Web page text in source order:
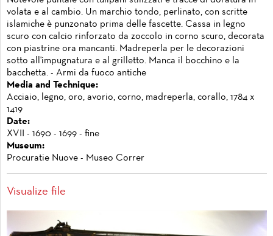
volata e al cambio. Un marchio tondo, perlinato, con scritte
islamiche è punzonato prima delle fascette. Cassa in legno
scuro con calcio rinforzato da zoccolo in corno scuro, decorata
con piastrine ora mancanti. Madreperla per le decorazioni
sotto all'impugnatura e al grilletto. Manca il bocchino e la
bacchetta. - Armi da fuoco antiche
Media and Technique:
Acciaio, legno, oro, avorio, corno, madreperla, corallo, 1784 x
1419
Date:
XVII - 1690 - 1699 - fine
Museum:
Procuratie Nuove - Museo Correr
Visualize file